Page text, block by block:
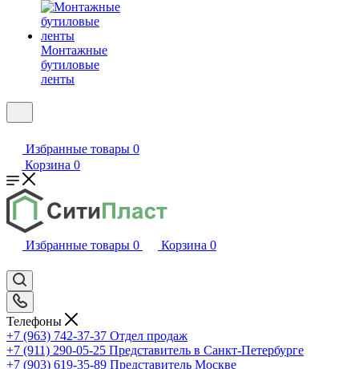
Монтажные
бутиловые
ленты
Избранные товары 0
Корзина 0
Избранные товары 0 Корзина 0
Телефоны
+7 (963) 742-37-37 Отдел продаж
+7 (911) 290-05-25 Представитель в Санкт-Петербурге
+7 (903) 619-35-89 Представитель Москве